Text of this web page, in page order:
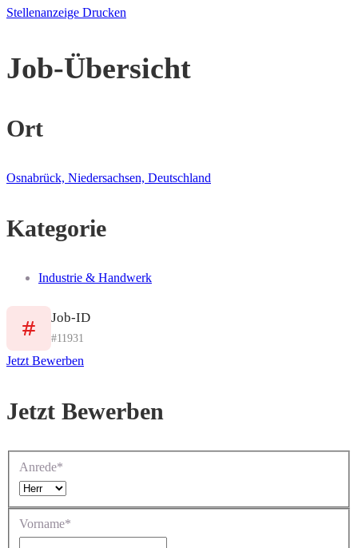
Stellenanzeige Drucken
Job-Übersicht
Ort
Osnabrück, Niedersachsen, Deutschland
Kategorie
Industrie & Handwerk
Job-ID
#11931
Jetzt Bewerben
Jetzt Bewerben
Anrede*
Vorname*